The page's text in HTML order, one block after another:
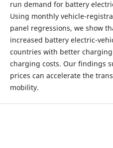
run demand for battery
Using monthly vehicle-
panel regressions, we show
increased battery electric-
countries with better
charging costs. Our findings
prices can accelerate the
mobility.